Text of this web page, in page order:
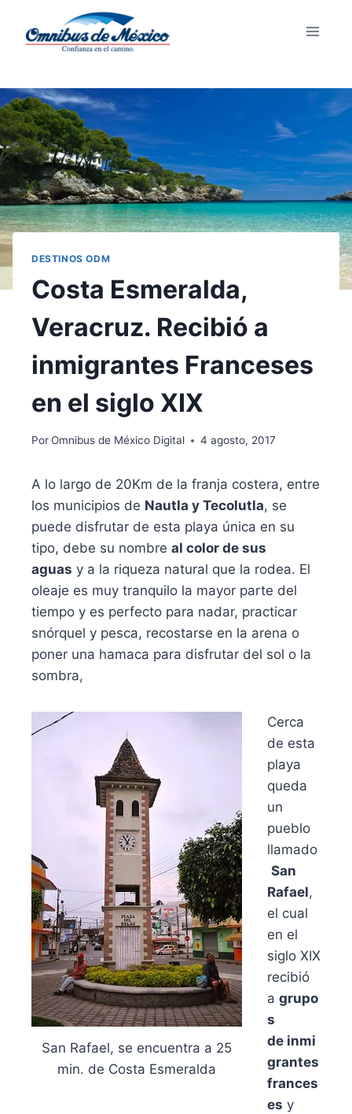
DESTINOS ODM
Costa Esmeralda,
Veracruz. Recibió a
inmigrantes Franceses
en el siglo XIX
PorOmnibus de México Digital 4 agosto, 2017
A lo largo de 20Km de la franja costera, entre
los municipios de Nautla y Tecolutla, se
puede disfrutar de esta playa única en su
tipo, debe su nombre al color de sus
aguas y a la riqueza natural que la rodea. El
oleaje es muy tranquilo la mayor parte del
tiempo y es perfecto para nadar, practicar
snórquel y pesca, recostarse en la arena o
poner una hamaca para disfrutar del sol o la
sombra,
San Rafael, se encuentra a 25
min. de Costa Esmeralda
Cerca
de esta
playa
queda
un
pueblo
llamado
San
Rafael,
el cual
en el
siglo XIX
recibió
a grupo
s
de inmi
grantes
frances
es y